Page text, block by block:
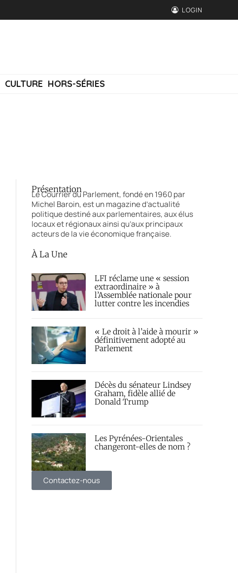
LOGIN
CULTURE HORS-SÉRIES
Présentation
Le Courrier du Parlement, fondé en 1960 par
Michel Baroin, est un magazine d’actualité
politique destiné aux parlementaires, aux élus
locaux et régionaux ainsi qu’aux principaux
acteurs de la vie économique française.
À La Une
LFI réclame une « session
extraordinaire » à
l’Assemblée nationale pour
lutter contre les incendies
« Le droit à l’aide à mourir »
définitivement adopté au
Parlement
Décès du sénateur Lindsey
Graham, fidèle allié de
Donald Trump
Les Pyrénées-Orientales
changeront-elles de nom ?
Contactez-nous